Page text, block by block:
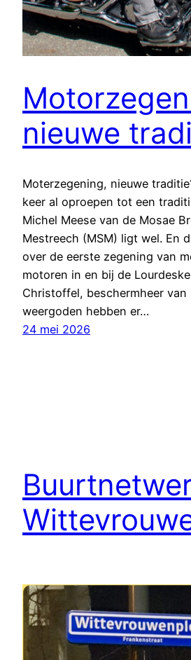
nieuwe
Moterzegening, nieuwe
keer al oproepen tot een
Michel Meese van de Mosae
Mestreech (MSM) ligt wel. En
over de eerste zegening van
motoren in en bij de
Christoffel, beschermheer van
weergoden hebben er…
24 mei 2026